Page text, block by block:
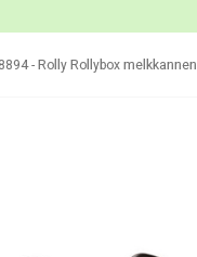
- Rolly Rollybox melkkannen